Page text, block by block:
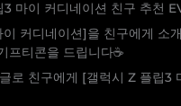
마이 커디네이션 친구 추천
커디네이션]을 친구에게 소
프티콘을 드립니다☕
로 친구에게 [갤럭시 Z 플립3